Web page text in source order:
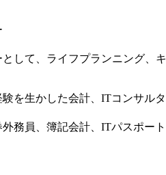
して、ライフプランニング、
を生かした会計、ITコンサル
務員、簿記会計、ITパスポー